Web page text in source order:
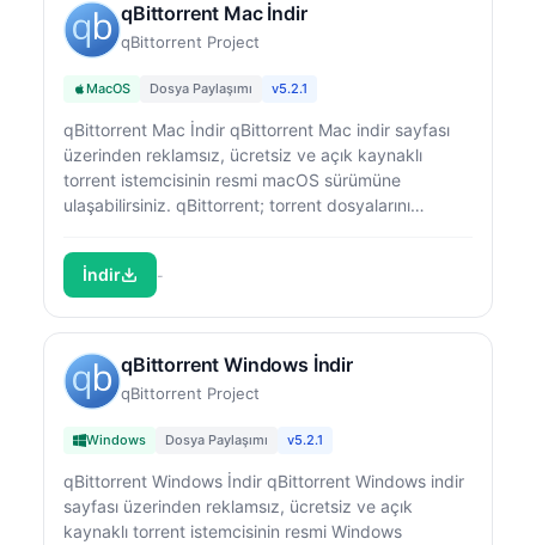
qBittorrent Mac İndir
qBittorrent Project
MacOS Dosya Paylaşımı v5.2.1
qBittorrent Mac İndir qBittorrent Mac indir sayfası
üzerinden reklamsız, ücretsiz ve açık kaynaklı
torrent istemcisinin resmi macOS sürümüne
ulaşabilirsiniz. qBittorrent; torrent dosyalarını…
İndir -
qBittorrent Windows İndir
qBittorrent Project
Windows Dosya Paylaşımı v5.2.1
qBittorrent Windows İndir qBittorrent Windows indir
sayfası üzerinden reklamsız, ücretsiz ve açık
kaynaklı torrent istemcisinin resmi Windows